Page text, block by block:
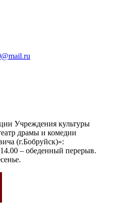
Учреждения культуры
драмы и комедии
(г.Бобруйск)»:
– обеденный перерыв.